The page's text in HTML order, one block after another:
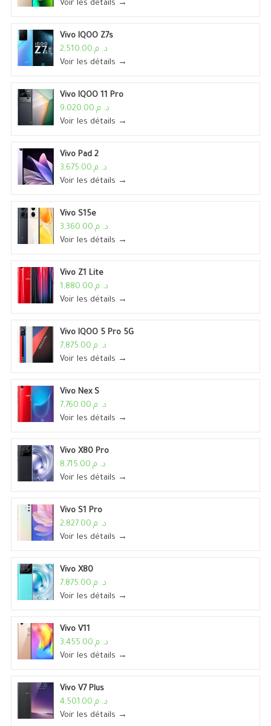
Voir les détails →
Vivo IQOO Z7s
د. م.2,510.00
Voir les détails →
Vivo IQOO 11 Pro
د. م.9,020.00
Voir les détails →
Vivo Pad 2
د. م.3,675.00
Voir les détails →
Vivo S15e
د. م.3,360.00
Voir les détails →
Vivo Z1 Lite
د. م.1,880.00
Voir les détails →
Vivo IQOO 5 Pro 5G
د. م.7,875.00
Voir les détails →
Vivo Nex S
د. م.7,760.00
Voir les détails →
Vivo X80 Pro
د. م.8,715.00
Voir les détails →
Vivo S1 Pro
د. م.2,827.00
Voir les détails →
Vivo X80
د. م.7,875.00
Voir les détails →
Vivo V11
د. م.3,455.00
Voir les détails →
Vivo V7 Plus
د. م.4,501.00
Voir les détails →